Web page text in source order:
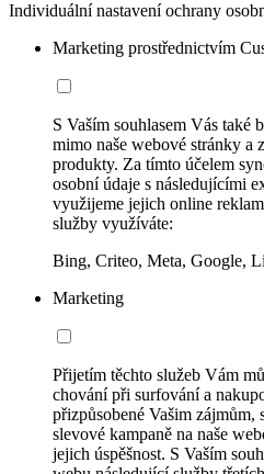
Individuální nastavení ochrany
Marketing prostřednictvím
S Vaším souhlasem Vás také
mimo naše webové stránky a
produkty. Za tímto účelem
osobní údaje s následujícími
využijeme jejich online
služby využíváte:
Bing, Criteo, Meta, Google,
Marketing
Přijetím těchto služeb Vám
chování při surfování a
přizpůsobené Vašim zájmům,
slevové kampaně na naše
jejich úspěšnost. S Vaším